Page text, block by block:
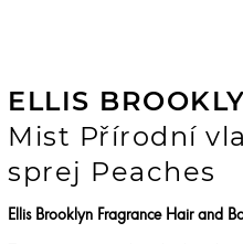
ELLIS
Mist Přírodní
sprej Peaches
Ellis Brooklyn Fragrance Hair and